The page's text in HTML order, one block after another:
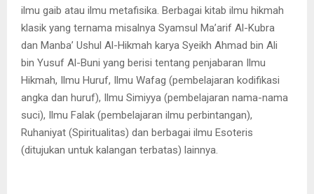
ilmu gaib atau ilmu metafisika. Berbagai kitab ilmu hikmah
klasik yang ternama misalnya Syamsul Ma’arif Al-Kubra
dan Manba’ Ushul Al-Hikmah karya Syeikh Ahmad bin Ali
bin Yusuf Al-Buni yang berisi tentang penjabaran Ilmu
Hikmah, Ilmu Huruf, Ilmu Wafag (pembelajaran kodifikasi
angka dan huruf), Ilmu Simiyya (pembelajaran nama-nama
suci), Ilmu Falak (pembelajaran ilmu perbintangan),
Ruhaniyat (Spiritualitas) dan berbagai ilmu Esoteris
(ditujukan untuk kalangan terbatas) lainnya.